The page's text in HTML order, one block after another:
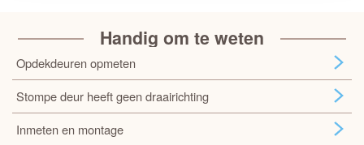
Handig om te weten
Opdekdeuren opmeten
Stompe deur heeft geen draairichting
Inmeten en montage